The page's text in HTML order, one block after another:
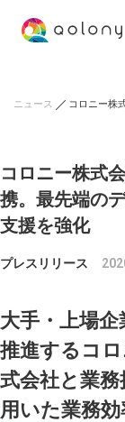
ニュース
コロニー株式
携。最先端の
支援を強化
プレスリリース
⼤⼿・上場
推進するコ
式会社と業
用いた業務